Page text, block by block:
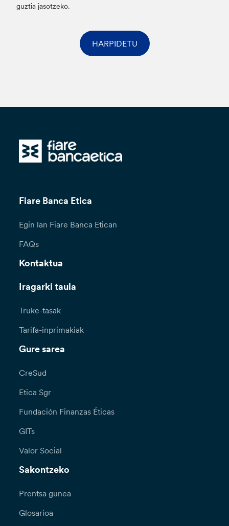
guztia jasotzeko.
HARPIDETU
Fiare Banca Etica
Egin lan Fiare Banca Etican
FAQs
Kontaktua
Iragarki taula
Truke-tasak
Tarifa-inprimakiak
Gure sarea
CreSud
Etica Sgr
Fundación Finanzas Éticas
GITs
Valor Social
Sakontzeko
Prentsa gunea
Glosarioa